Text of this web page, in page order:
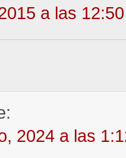
a las
2024 a las